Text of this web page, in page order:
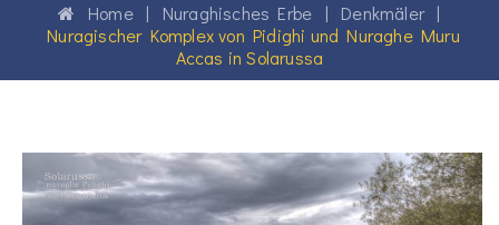
Home| Nuraghisches Erbe | Denkmäler|
Nuragischer Komplex von Pidighi und Nuraghe Muru
Accas in Solarussa